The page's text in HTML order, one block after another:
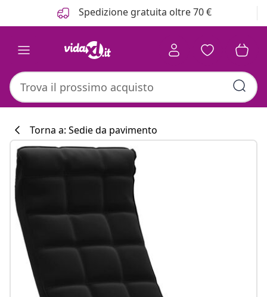
Spedizione gratuita oltre 70 €
Torna a: Sedie da pavimento